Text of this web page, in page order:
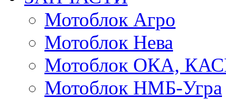
Мотоблок Агро
Мотоблок Нева
Мотоблок ОКА,
Мотоблок НМБ-Угра